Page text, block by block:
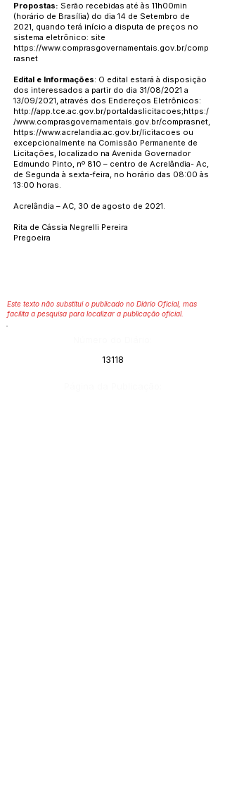
Propostas: Serão recebidas até às 11h00min
(horário de Brasília) do dia 14 de Setembro de
2021, quando terá início a disputa de preços no
sistema eletrônico: site
https://www.comprasgovernamentais.gov.br/comp
rasnet
Edital e Informações: O edital estará à disposição
dos interessados a partir do dia 31/08/2021 a
13/09/2021, através dos Endereços Eletrônicos:
http://app.tce.ac.gov.br/portaldaslicitacoes;https:/
/www.comprasgovernamentais.gov.br/comprasnet,
https://www.acrelandia.ac.gov.br/licitacoes ou
excepcionalmente na Comissão Permanente de
Licitações, localizado na Avenida Governador
Edmundo Pinto, nº 810 – centro de Acrelândia- Ac,
de Segunda à sexta-feira, no horário das 08:00 às
13:00 horas.
Acrelândia – AC, 30 de agosto de 2021.
Rita de Cássia Negrelli Pereira
Pregoeira
Este texto não substitui o publicado no Diário Oficial, mas
facilita a pesquisa para localizar a publicação oficial.
13118